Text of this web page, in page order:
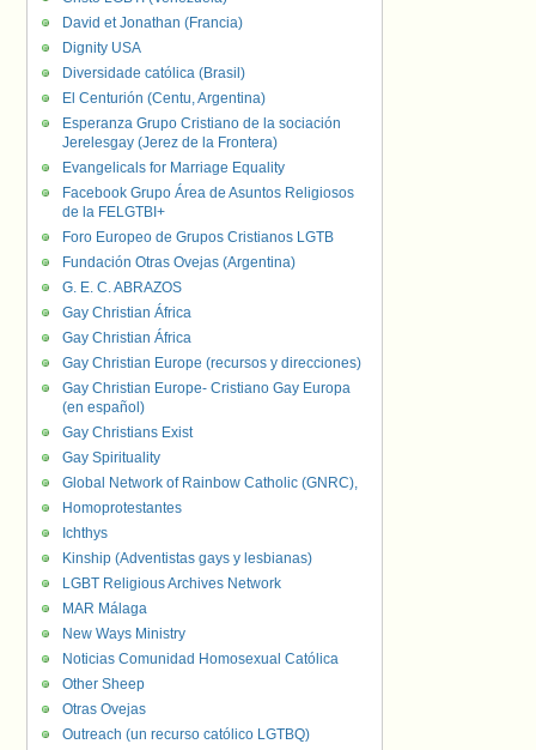
David et Jonathan (Francia)
Dignity USA
Diversidade católica (Brasil)
El Centurión (Centu, Argentina)
Esperanza Grupo Cristiano de la sociación
Jerelesgay (Jerez de la Frontera)
Evangelicals for Marriage Equality
Facebook Grupo Área de Asuntos Religiosos
de la FELGTBI+
Foro Europeo de Grupos Cristianos LGTB
Fundación Otras Ovejas (Argentina)
G. E. C. ABRAZOS
Gay Christian África
Gay Christian África
Gay Christian Europe (recursos y direcciones)
Gay Christian Europe- Cristiano Gay Europa
(en español)
Gay Christians Exist
Gay Spirituality
Global Network of Rainbow Catholic (GNRC),
Homoprotestantes
Ichthys
Kinship (Adventistas gays y lesbianas)
LGBT Religious Archives Network
MAR Málaga
New Ways Ministry
Noticias Comunidad Homosexual Católica
Other Sheep
Otras Ovejas
Outreach (un recurso católico LGTBQ)